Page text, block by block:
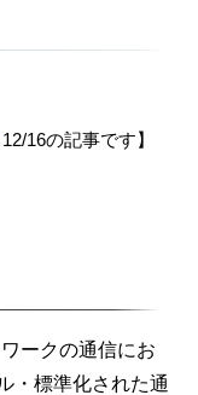
12/16の記事です】
ークの通信にお
・標準化された通